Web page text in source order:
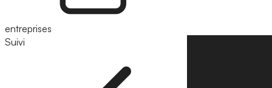
entreprises
Suivi